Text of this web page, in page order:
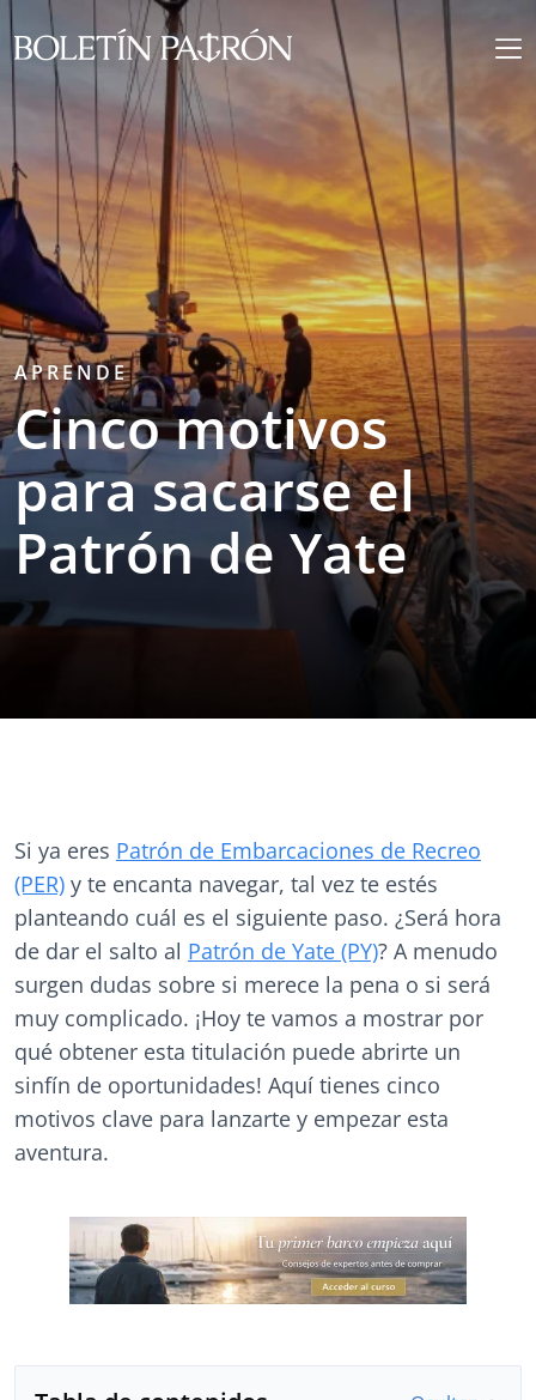
APRENDE
Cinco motivos
para sacarse el
Patrón de Yate
Si ya eres Patrón de Embarcaciones de Recreo
(PER) y te encanta navegar, tal vez te estés
planteando cuál es el siguiente paso. ¿Será hora
de dar el salto al Patrón de Yate (PY)? A menudo
surgen dudas sobre si merece la pena o si será
muy complicado. ¡Hoy te vamos a mostrar por
qué obtener esta titulación puede abrirte un
sinfín de oportunidades! Aquí tienes cinco
motivos clave para lanzarte y empezar esta
aventura.